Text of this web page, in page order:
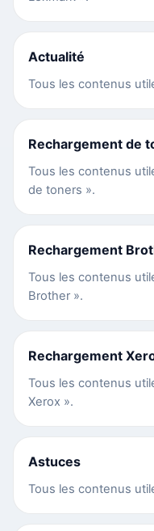
Actualité
Tous les contenus
Rechargement de
Tous les contenus
de toners ».
Rechargement
Tous les contenus
Brother ».
Rechargement
Tous les contenus
Xerox ».
Astuces
Tous les contenus